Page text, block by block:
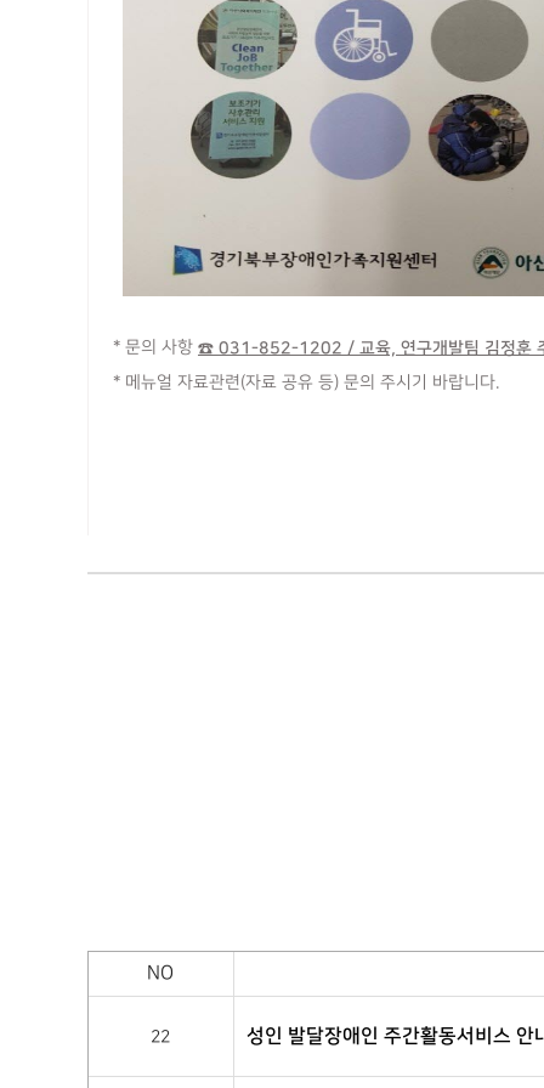
* 문의 사항 ☎ 031-852-1202 / 교육, 연구개발팀 김정훈
* 메뉴얼 자료관련(자료 공유 등) 문의 주시기 바랍니다.
NO
22 성인 발달장애인 주간활동서비스 안